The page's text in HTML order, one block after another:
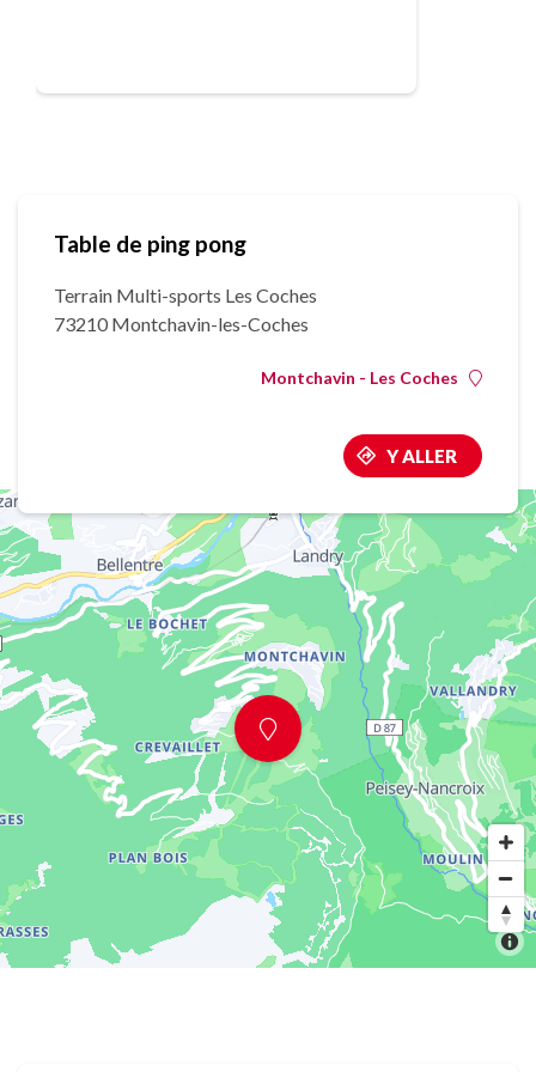
Table de ping pong
Terrain Multi-sports Les Coches
73210 Montchavin-les-Coches
Montchavin - Les Coches
Y ALLER